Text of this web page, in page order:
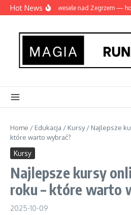
Przejdź do treści
Hot NewsIdealne wesele nad Zegrzem —
Home / Edukacja / Kursy/ Najlepsze
które warto wybrać?
Kursy
Najlepsze kursy
roku – które warto
2025-10-09